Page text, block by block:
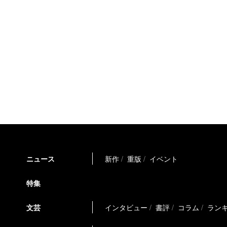
ニュース 新作 重版 イベント
特集
文芸 インタビュー 書評 コラム ラン